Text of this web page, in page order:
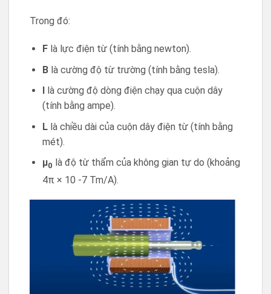
Trong đó:
Flà lực điện từ (tính bằng newton).
Blà cường độ từ trường (tính bằng tesla).
là cường độ dòng điện chạy qua cuộn dây
(tính bằng ampe).
Llà chiều dài của cuộn dây điện từ (tính bằng
mét).
µ0 là độ từ thẩm của không gian tự do (khoảng
4π × 10 -7 Tm/A).